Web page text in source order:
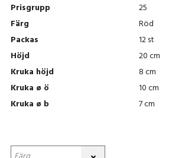
Prisgrupp
25
Färg
Röd
Packas
12 st
Höjd
20 cm
Kruka höjd
8 cm
Kruka ø ö
10 cm
Kruka ø b
7 cm